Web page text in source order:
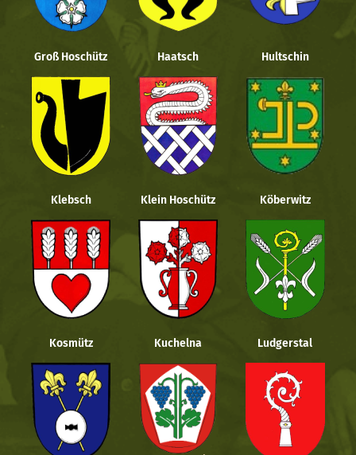
Groß Hoschütz Haatsch Hultschin
Klebsch Klein Hoschütz Köberwitz
Kosmütz Kuchelna Ludgerstal